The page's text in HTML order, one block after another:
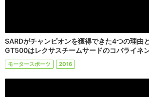
SARDがチャンピオンを獲得できた4つの理由
GT500はレクサスチームサードのコバライネ
モータースポーツ 2016